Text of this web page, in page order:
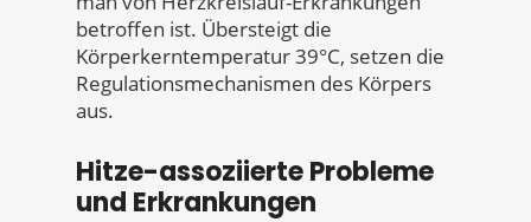
betroffen ist. Übersteigt die
Körperkerntemperatur 39°C, setzen die
Regulationsmechanismen des Körpers
aus.
Hitze-assoziierte Probleme
und Erkrankungen